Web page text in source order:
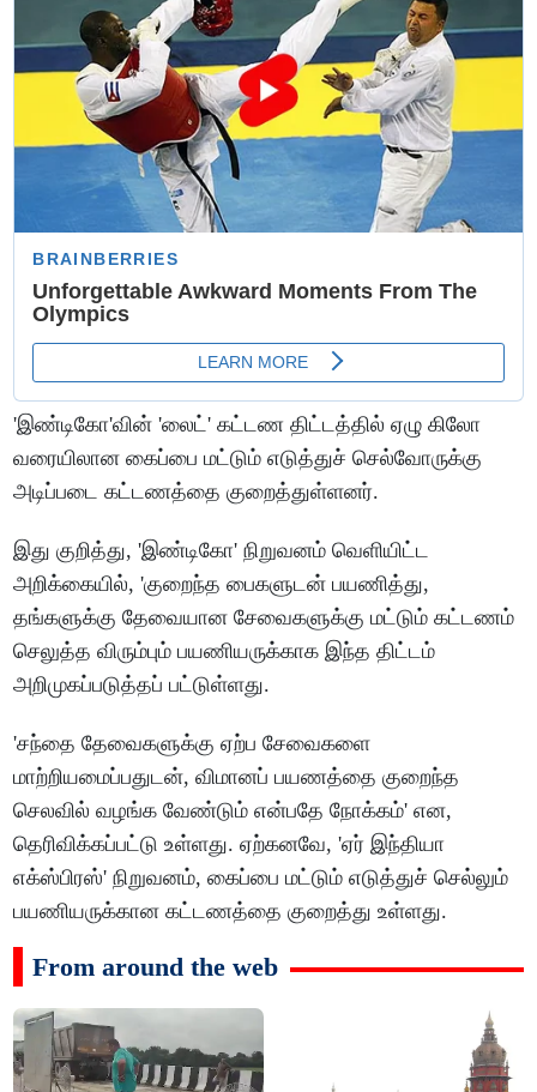
'இண்டிகோ'வின் 'லைட்' கட்டண திட்டத்தில் ஏழு கிலோ
வரையிலான கைப்பை மட்டும் எடுத்துச் செல்வோருக்கு
அடிப்படை கட்டணத்தை குறைத்துள்ளனர்.
இது குறித்து, 'இண்டிகோ' நிறுவனம் வெளியிட்ட
அறிக்கையில், 'குறைந்த பைகளுடன் பயணித்து,
தங்களுக்கு தேவையான சேவைகளுக்கு மட்டும் கட்டணம்
செலுத்த விரும்பும் பயணியருக்காக இந்த திட்டம்
அறிமுகப்படுத்தப் பட்டுள்ளது.
'சந்தை தேவைகளுக்கு ஏற்ப சேவைகளை
மாற்றியமைப்பதுடன், விமானப் பயணத்தை குறைந்த
செலவில் வழங்க வேண்டும் என்பதே நோக்கம்' என,
தெரிவிக்கப்பட்டு உள்ளது. ஏற்கனவே, 'ஏர் இந்தியா
எக்ஸ்பிரஸ்' நிறுவனம், கைப்பை மட்டும் எடுத்துச் செல்லும்
பயணியருக்கான கட்டணத்தை குறைத்து உள்ளது.
From around the web